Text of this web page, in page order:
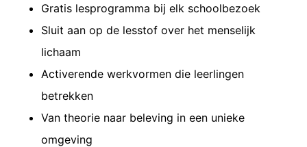
Gratis lesprogramma bij elk schoolbezoek
Sluit aan op de lesstof over het menselijk
lichaam
Activerende werkvormen die leerlingen
betrekken
Van theorie naar beleving in een unieke
omgeving